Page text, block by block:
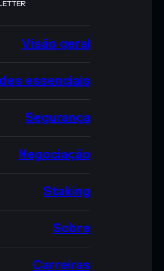
Visão geral
essenciais
Segurança
Negociação
Staking
Sobre
Carreiras